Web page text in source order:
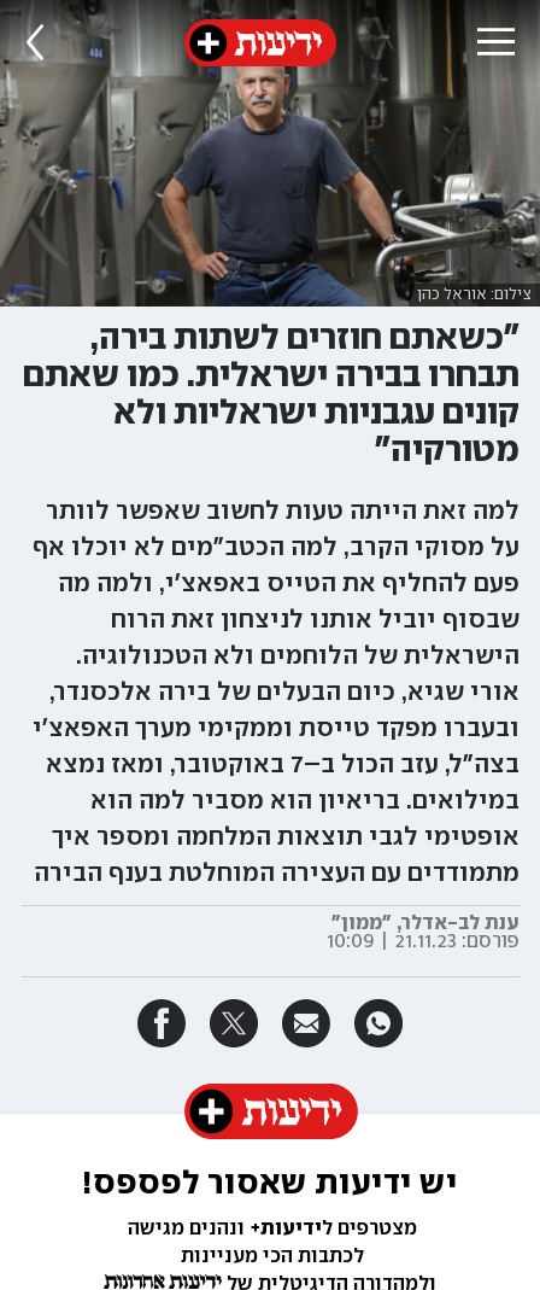
צילום: אוראל כהן
"כשאתם חוזרים לשתות בירה,
תבחרו בבירה ישראלית. כמו שאתם
קונים עגבניות ישראליות ולא
מטורקיה"
למה זאת הייתה טעות לחשוב שאפשר לוותר
על מסוקי הקרב, למה הכטב"מים לא יוכלו אף
פעם להחליף את הטייס באפאצ'י, ולמה מה
שבסוף יוביל אותנו לניצחון זאת הרוח
הישראלית של הלוחמים ולא הטכנולוגיה.
אורי שגיא, כיום הבעלים של בירה אלכסנדר,
ובעברו מפקד טייסת וממקימי מערך האפאצ'י
בצה"ל, עזב הכול ב–7 באוקטובר, ומאז נמצא
במילואים. בריאיון הוא מסביר למה הוא
אופטימי לגבי תוצאות המלחמה ומספר איך
מתמודדים עם העצירה המוחלטת בענף הבירה
ענת לב-אדלר, "ממון"
פורסם: 21.11.23 | 10:09
יש ידיעות שאסור לפספס!
מצטרפים לידיעות+ ונהנים מגישה
לכתבות הכי מעניינות
ולמהדורה הדיגיטלית של